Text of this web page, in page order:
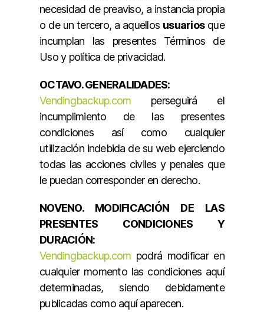
necesidad de preaviso, a instancia propia
o de un tercero, a aquellos usuariosque
incumplan las presentes Términos de
Uso y política de privacidad.
OCTAVO. GENERALIDADES:
Vendingbackup.com perseguirá el
incumplimiento de las presentes
condiciones así como cualquier
utilización indebida de su web ejerciendo
todas las acciones civiles y penales que
le puedan corresponder en derecho.
NOVENO. MODIFICACIÓN DE LAS
PRESENTES CONDICIONES Y
DURACIÓN:
Vendingbackup.com podrá modificar en
cualquier momento las condiciones aquí
determinadas, siendo debidamente
publicadas como aquí aparecen.